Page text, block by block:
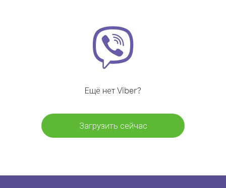
Ещё нет Viber?
Загрузить сейчас